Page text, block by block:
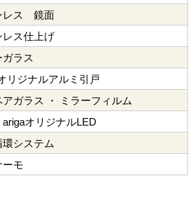
レス 鏡面
レス仕上げ
ガラス
リジナルアルミ引戸
アガラス ・ ミラーフィルム
オリジナルLED
システム
ーモ